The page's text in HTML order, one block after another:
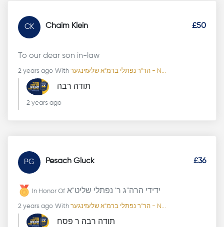
CK Chaim Klein £50
To our dear son in-law
2 years ago With הר"ר נפתלי ברמ"א שלעזינגער - N...
תודה רבה
2 years ago
PG Pesach Gluck £36
In Honor Of ידידי הרה"ג ר' נפתלי שליט"א
2 years ago With הר"ר נפתלי ברמ"א שלעזינגער - N...
תודה רבה ר פסח